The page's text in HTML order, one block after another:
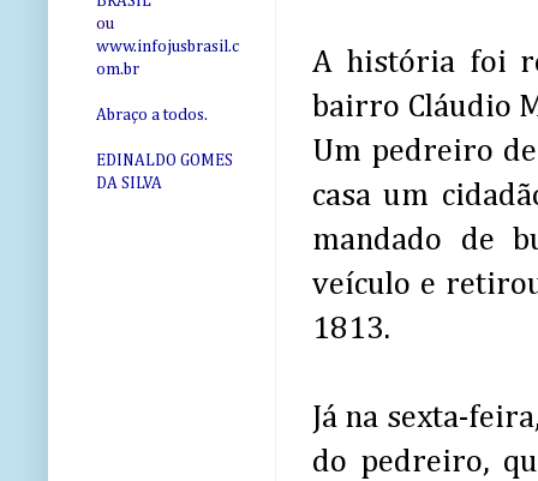
A história foi
bairro Cláudio
Um pedreiro
casa um
mandado de
veículo e
1813.
Já na sexta-
do pedreiro,
ou
www.infojusbrasil.c
om.br
Abraço a todos.
EDINALDO GOMES
DA SILVA